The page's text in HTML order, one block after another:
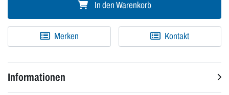
In den Warenkorb
Merken Kontakt
Informationen